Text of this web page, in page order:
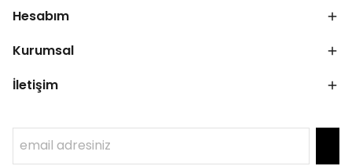
Hesabım
Kurumsal
İletişim